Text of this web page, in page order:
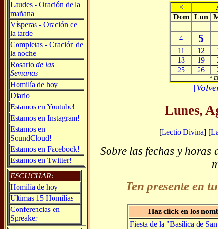
Laudes - Oración de la
mañana
Vísperas - Oración de
la tarde
Completas - Oración de
la noche
Rosario de las
Semanas
Homilía de hoy
Diario
Estamos en Youtube!
Estamos en Instagram!
Estamos en
SoundCloud!
Estamos en Facebook!
Estamos en Twitter!
ESCUCHAR:
Homilía de hoy
Ultimas 15 Homilías
Conferencias en
Spreaker
<
Dom Lun
4 5
11 12
18
19
25
26
*
[
Lunes,
[Lectio Divina] [
Sobre las fechas y horas
Ten presente en
Haz click en los
Fiesta de la "Basílica de